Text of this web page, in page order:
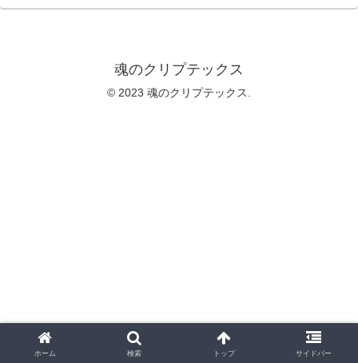
魂のクリプテックス
© 2023 魂のクリプテックス.
ホーム 検索 トップ サイドバー